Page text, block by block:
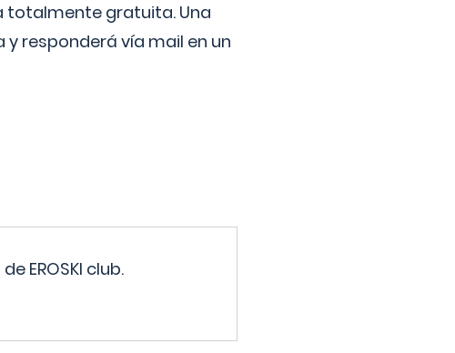
totalmente gratuita. Una
responderá vía mail en un
EROSKI club.